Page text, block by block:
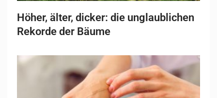
Höher, älter, dicker: die unglaublichen
Rekorde der Bäume